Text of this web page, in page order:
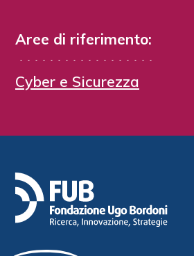
Aree di riferimento:
Cyber e Sicurezza